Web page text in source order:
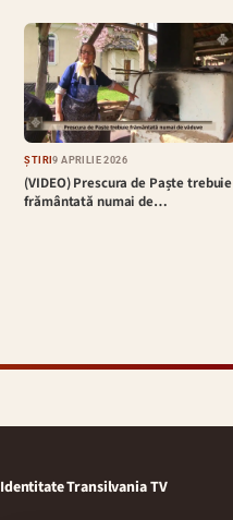
ȘTIRI9 APRILIE 2026
(VIDEO) Prescura de Paște trebuie
frământată numai de…
Identitate Transilvania TV